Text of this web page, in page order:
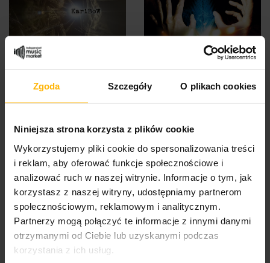
Zgoda Szczegóły O plikach cookies
Niniejsza strona korzysta z plików cookie
Wykorzystujemy pliki cookie do spersonalizowania treści
i reklam, aby oferować funkcje społecznościowe i
analizować ruch w naszej witrynie. Informacje o tym, jak
korzystasz z naszej witryny, udostępniamy partnerom
społecznościowym, reklamowym i analitycznym.
Partnerzy mogą połączyć te informacje z innymi danymi
otrzymanymi od Ciebie lub uzyskanymi podczas
korzystania z ich usług.
Karibow - Addicted (CD)
17,87 $
Karibow - Essence (CD)
Morissette Alanis -